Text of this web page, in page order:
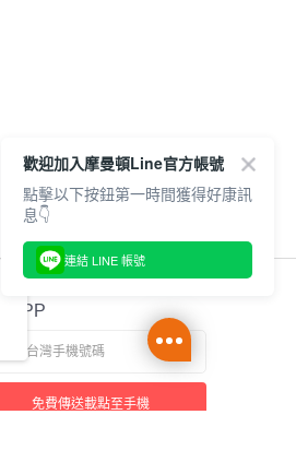
APP
免費傳送載點至手機
歡迎加入摩曼頓Line官方帳號
點擊以下按鈕第一時間獲得好康訊
息👇
連結 LINE 帳號